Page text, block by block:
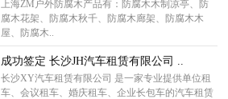
上海ZM户外防腐木产品有：防腐木木制凉亭、防
腐木花架、防腐木秋千、防腐木廊架、防腐木木
屋、防腐木..
成功签定 长沙JH汽车租赁有限公司 ..
长沙XY汽车租赁有限公司 是一家专业提供单位租
车、会议租车、婚庆租车、企业长包车的汽车租赁